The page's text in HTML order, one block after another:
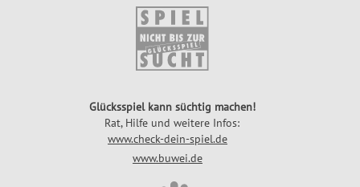
Glücksspiel kann süchtig machen!
Rat, Hilfe und weitere Infos:
www.check-dein-spiel.de
www.buwei.de